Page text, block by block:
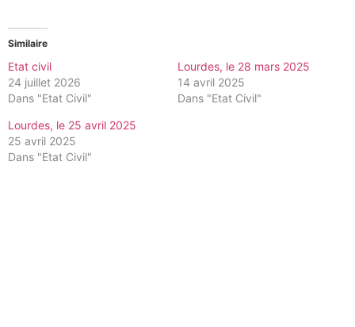
Similaire
Etat civil
24 juillet 2026
Dans "Etat Civil"
Lourdes, le 28 mars 2025
14 avril 2025
Dans "Etat Civil"
Lourdes, le 25 avril 2025
25 avril 2025
Dans "Etat Civil"